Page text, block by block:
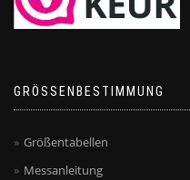
GRÖSSENBESTIMMUNG
Größentabellen
Messanleitung